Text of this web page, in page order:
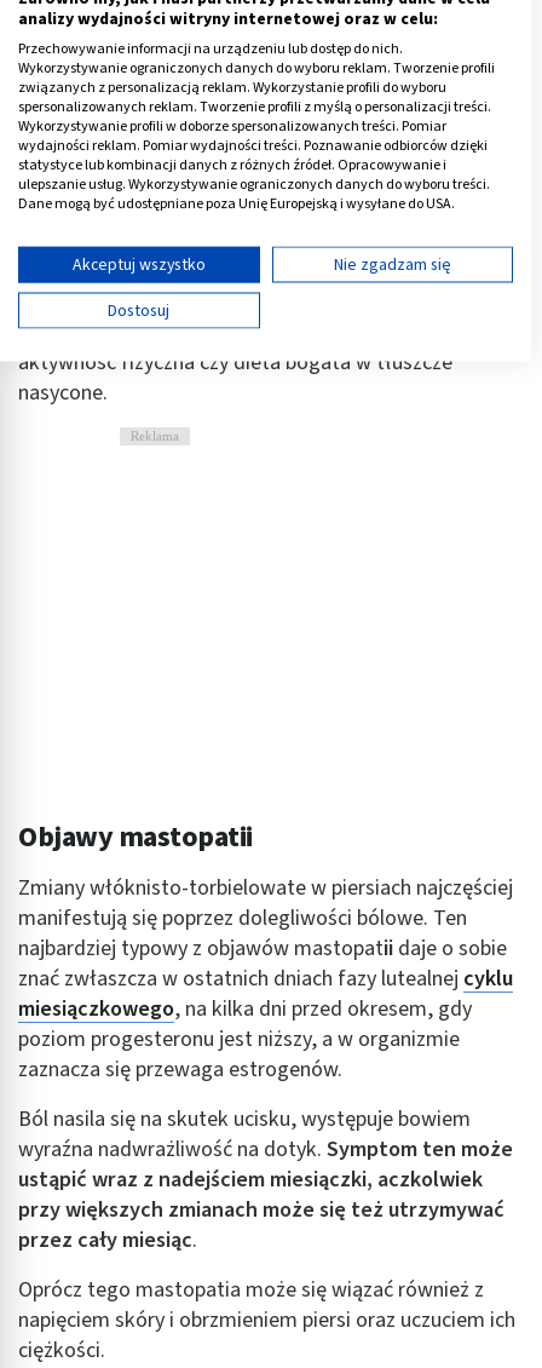
również zmiana ich struktury - spada znaczenie 7-beta
estradiolu wytwarzanego przez jajniki na rzecz estronu
powstającego w tkance tłuszczowej. W początkowej
fazie zwiększa się natomiast ilość hormonów
produkowanych przez przysadkę mózgową, takich jak
FSH oraz LH.
Oprócz przyczyn hormonalnych, naukowcy
podejrzewają, że znaczenie mogą mieć również
predyspozycje genetyczne. Bierze się pod uwagę
również tło emocjonalne, a także takie czynniki
środowiskowe, takie jak palenie tytoniu, niska
aktywność fizyczna czy dieta bogata w tłuszcze
nasycone.
Reklama
Objawy mastopatii
Zmiany włóknisto-torbielowate w piersiach najczęściej
manifestują się poprzez dolegliwości bólowe. Ten
najbardziej typowy z objawów mastopatii daje o sobie
znać zwłaszcza w ostatnich dniach fazy lutealnej cyklu
miesiączkowego, na kilka dni przed okresem, gdy
poziom progesteronu jest niższy, a w organizmie
zaznacza się przewaga estrogenów.
Ból nasila się na skutek ucisku, występuje bowiem
wyraźna nadwrażliwość na dotyk. Symptom ten może
ustąpić wraz z nadejściem miesiączki, aczkolwiek
przy większych zmianach może się też utrzymywać
przez cały miesiąc.
Oprócz tego mastopatia może się wiązać również z
napięciem skóry i obrzmieniem piersi oraz uczuciem ich
ciężkości.
analizy wydajności witryny internetowej oraz w celu:
Przechowywanie informacji na urządzeniu lub dostęp do nich.
Wykorzystywanie ograniczonych danych do wyboru reklam. Tworzenie profili
związanych z personalizacją reklam. Wykorzystanie profili do wyboru
spersonalizowanych reklam. Tworzenie profili z myślą o personalizacji treści.
Wykorzystywanie profili w doborze spersonalizowanych treści. Pomiar
wydajności reklam. Pomiar wydajności treści. Poznawanie odbiorców dzięki
statystyce lub kombinacji danych z różnych źródeł. Opracowywanie i
ulepszanie usług. Wykorzystywanie ograniczonych danych do wyboru treści.
Dane mogą być udostępniane poza Unię Europejską i wysyłane do USA.
Wyświetl listę partnerów (11 dostawców IAB)
Używamy Twoich danych w następujących celach:
Cele przetwarzania IAB:
Przechowywanie informacji na urządzeniu lub
dostęp do nich
Wykorzystywanie ograniczonych danych do
wyboru reklam
kombinacji danych z różnych źródeł
Rozwój i ulepszanie usług
Wykorzystywanie ograniczonych danych do
wyboru treści
Funkcje specjalne IAB:
Użycie dokładnych danych geolokalizacyjnych
Identyfikowanie urządzeń na podstawie
aktywnie żądanych informacji
Cele przetwarzania inne niż IAB:
Niezbędne
Wydajność (Performance)
Reklama / śledzenie
Akceptuj wszystko
Nie zgadzam się
Dostosuj